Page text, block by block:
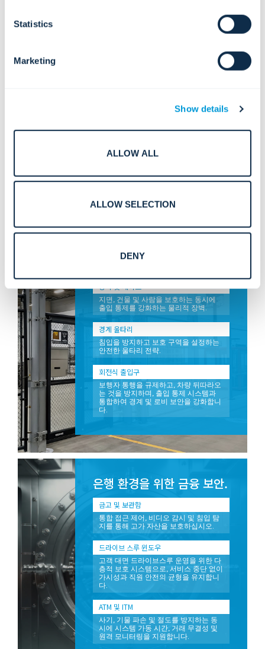
Statistics
Marketing
Show details
ALLOW ALL
ALLOW SELECTION
DENY
보안 구역을 유지하십시오.
핵심 관리
사람만 접근 권한을 유지하도록 하세요.
안전과 원활한 흐름을 위해 설계된 회전
연결된 보안 계층.
장벽 및 게이트
지면, 건물 및 사람을 보호하는 동시에
출입 통제를 강화하는 물리적 장벽.
경계 울타리
침입을 방지하고 보호 구역을 설정하는
안전한 울타리 전략.
회전식 출입구
보행자 통행을 규제하고, 차량 뒤따라오
는 것을 방지하며, 출입 통제 시스템과
통합하여 경계 및 로비 보안을 강화합니
다.
은행 환경을 위한 금융 보안.
금고 및 보관함
통합 접근 제어, 비디오 감시 및 침입 탐
지를 통해 고가 자산을 보호하십시오.
드라이브 스루 윈도우
고객 대면 드라이브스루 운영을 위한 다
층적 보호 시스템으로, 서비스 중단 없이
가시성과 직원 안전의 균형을 유지합니
다.
ATM 및 ITM
사기, 기물 파손 및 절도를 방지하는 동
시에 시스템 가동 시간, 거래 무결성 및
원격 모니터링을 지원합니다.